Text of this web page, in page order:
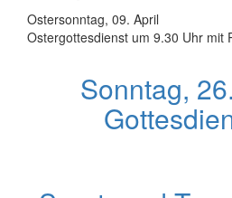
Ostersonntag, 09. April
Ostergottesdienst um 9.30 Uhr mit
Sonntag,